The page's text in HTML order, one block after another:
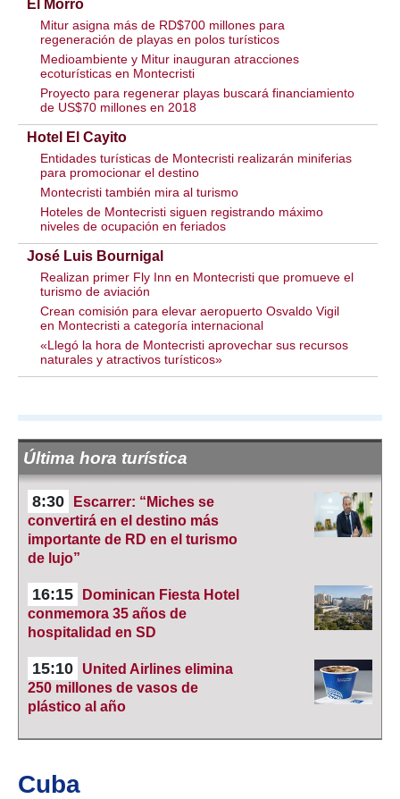
El Morro
Mitur asigna más de RD$700 millones para
regeneración de playas en polos turísticos
Medioambiente y Mitur inauguran atracciones
ecoturísticas en Montecristi
Proyecto para regenerar playas buscará financiamiento
de US$70 millones en 2018
Hotel El Cayito
Entidades turísticas de Montecristi realizarán miniferias
para promocionar el destino
Montecristi también mira al turismo
Hoteles de Montecristi siguen registrando máximo
niveles de ocupación en feriados
José Luis Bournigal
Realizan primer Fly Inn en Montecristi que promueve el
turismo de aviación
Crean comisión para elevar aeropuerto Osvaldo Vigil
en Montecristi a categoría internacional
«Llegó la hora de Montecristi aprovechar sus recursos
naturales y atractivos turísticos»
Última hora turística
8:30
Escarrer: “Miches se
convertirá en el destino más
importante de RD en el turismo
de lujo”
16:15
Dominican Fiesta Hotel
conmemora 35 años de
hospitalidad en SD
15:10
United Airlines elimina
250 millones de vasos de
plástico al año
Cuba